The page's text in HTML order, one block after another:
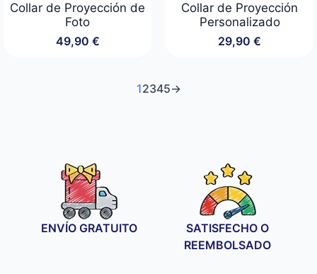
Collar de Proyección de
Foto
49,90 €
Collar de Proyección
Personalizado
29,90 €
12345→
ENVÍO GRATUITO
SATISFECHO O
REEMBOLSADO